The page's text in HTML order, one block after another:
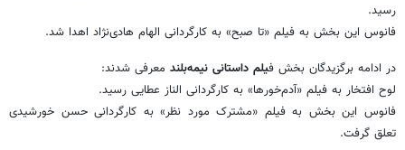
رسید.
فانوس این بخش به فیلم «تا صبح» به کارگردانی الهام هادی‌نژاد اهدا شد.
در ادامه برگزیدگان بخش فیلم داستانی نیمه‌بلند معرفی شدند:
لوح افتخار به فیلم «آدم‌خورها» به کارگردانی الناز عطایی رسید.
فانوس این بخش به فیلم «مشترک مورد نظر» به کارگردانی حسن خورشیدی
تعلق گرفت.